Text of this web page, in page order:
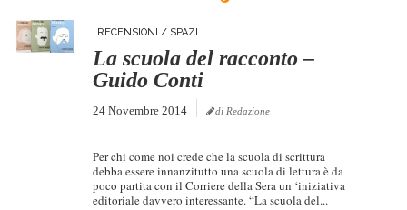
RECENSIONI / SPAZI
La scuola del racconto –
Guido Conti
24 Novembre 2014 di Redazione
Per chi come noi crede che la scuola di scrittura
debba essere innanzitutto una scuola di lettura è da
poco partita con il Corriere della Sera un ‘iniziativa
editoriale davvero interessante. “La scuola del...